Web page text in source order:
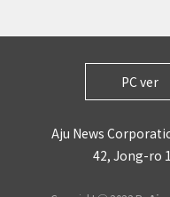
PC ver
Aju News
42, Jong-ro